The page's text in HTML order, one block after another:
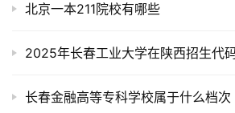
北京一本211院校有哪些
2025年长春工业大学在陕西招生代
长春金融高等专科学校属于什么档次